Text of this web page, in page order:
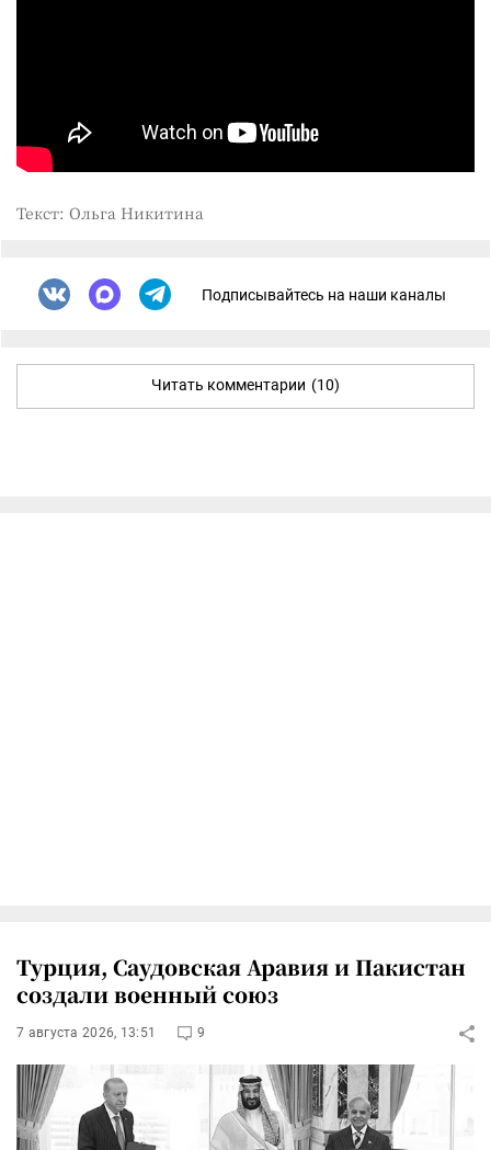
Текст: Ольга Никитина
Подписывайтесь на наши каналы
Читать комментарии (10)
Турция, Саудовская Аравия и Пакистан
создали военный союз
7 августа 2026, 13:51 9